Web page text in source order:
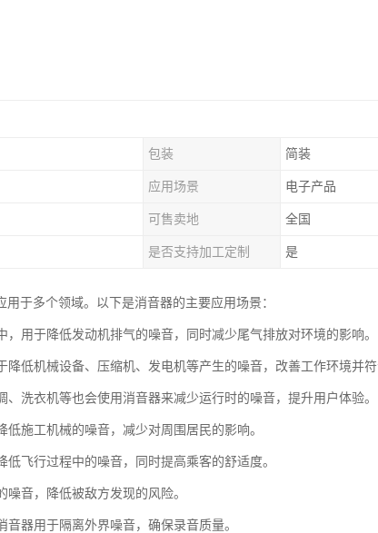
包装 简装
应用场景 电子产品
可售卖地 全国
是否支持加工定制 是
于多个领域。以下是消音器的主要应用场景：
用于降低发动机排气的噪音，同时减少尾气排放对环境的影响。
低机械设备、压缩机、发电机等产生的噪音，改善工作环境并符
洗衣机等也会使用消音器来减少运行时的噪音，提升用户体验。
施工机械的噪音，减少对周围居民的影响。
飞行过程中的噪音，同时提高乘客的舒适度。
音，降低被敌方发现的风险。
器用于隔离外界噪音，确保录音质量。